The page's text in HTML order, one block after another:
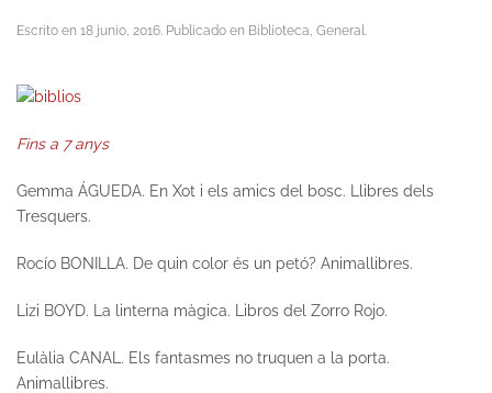
Escrito en 18 junio, 2016. Publicado en Biblioteca, General.
Fins a 7 anys
Gemma ÁGUEDA. En Xot i els amics del bosc. Llibres dels
Tresquers.
Rocío BONILLA. De quin color és un petó? Animallibres.
Lizi BOYD. La linterna màgica. Libros del Zorro Rojo.
Eulàlia CANAL. Els fantasmes no truquen a la porta.
Animallibres.